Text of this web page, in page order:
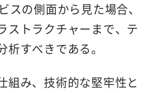
スの側面から見た場合、
ストラクチャーまで、テ
すべきである。
組み、技術的な堅牢性と